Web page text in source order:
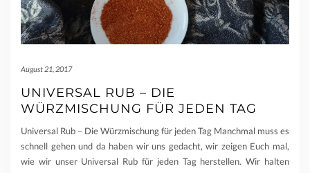
August 21, 2017
UNIVERSAL RUB – DIE
WÜRZMISCHUNG FÜR JEDEN TAG
Universal Rub – Die Würzmischung für jeden Tag Manchmal muss es
schnell gehen und da haben wir uns gedacht, wir zeigen Euch mal,
wie wir unser Universal Rub für jeden Tag herstellen. Wir halten